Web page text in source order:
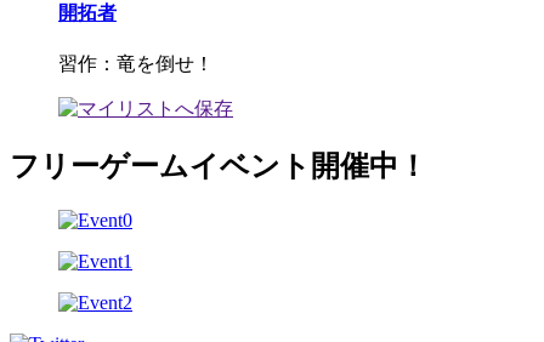
開拓者
習作：竜を倒せ！
フリーゲームイベント開催中！